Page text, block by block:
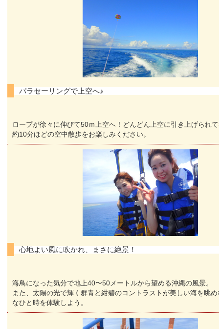
パラセーリングで上空へ♪
ロープが徐々に伸びて50ｍ上空へ！どんどん上空に引き上げられ
約10分ほどの空中散歩をお楽しみください。
心地よい風に吹かれ、まさに絶景！
海鳥になった気分で地上40〜50メートルから望める沖縄の風景。
また、太陽の光で輝く群青と紺碧のコントラストが美しい海を眺
なひと時を体験しよう。